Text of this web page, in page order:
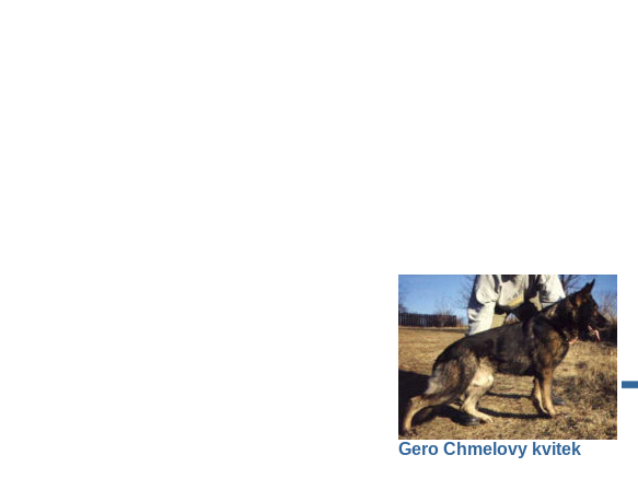
Gero Chmelovy kvitek